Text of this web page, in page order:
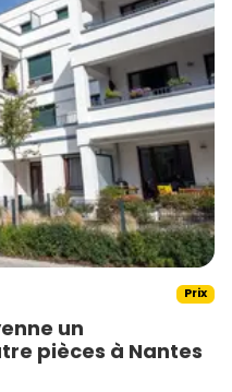
Prix
un
pièces à Nantes